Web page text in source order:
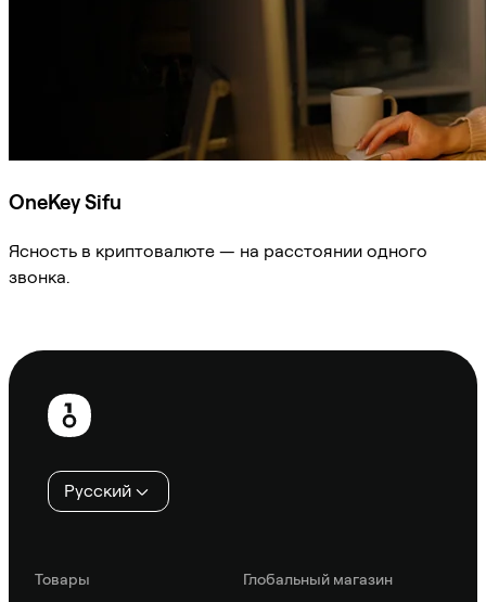
OneKey Sifu
Ясность в криптовалюте — на расстоянии одного
звонка.
Нижний
колонтитул
Русский
Товары
Глобальный магазин